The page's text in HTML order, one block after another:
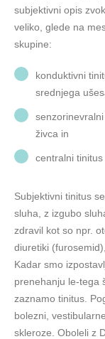
subjektivni opis
veliko, glede na
skupine:
konduktivni
srednjega
živca in
centralni
Subjektivni tinitus
sluha, z izgubo
zdravil kot so npr.
diuretiki
Kadar smo
prenehanju le-tega
zaznamo tinitus.
bolezni,
skleroze. Oboleli z